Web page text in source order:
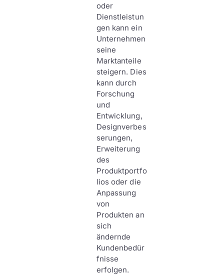
oder
Dienstleistun
gen kann ein
Unternehmen
seine
Marktanteile
steigern. Dies
kann durch
Forschung
und
Entwicklung,
Designverbes
serungen,
Erweiterung
des
Produktportfo
lios oder die
Anpassung
von
Produkten an
sich
ändernde
Kundenbedür
fnisse
erfolgen.